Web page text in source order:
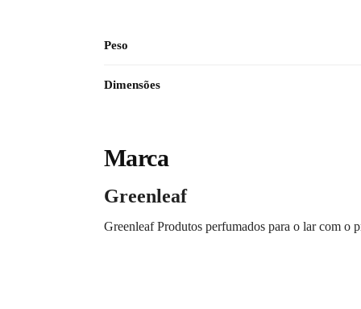
Peso
Dimensões
Marca
Greenleaf
Greenleaf Produtos perfumados para o lar com o